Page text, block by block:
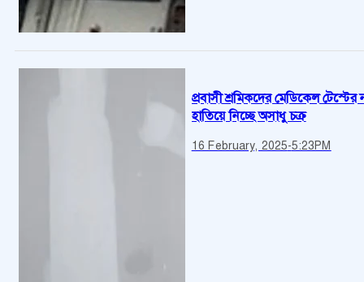
প্রবাসী শ্রমিকদের মেডিকেল
হাতিয়ে নিচ্ছে অসাধু চক্র
16 February, 2025-5:23PM